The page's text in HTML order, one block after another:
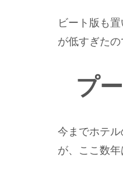
ビート版も
が低すぎた
プ
今までホテ
が、ここ数